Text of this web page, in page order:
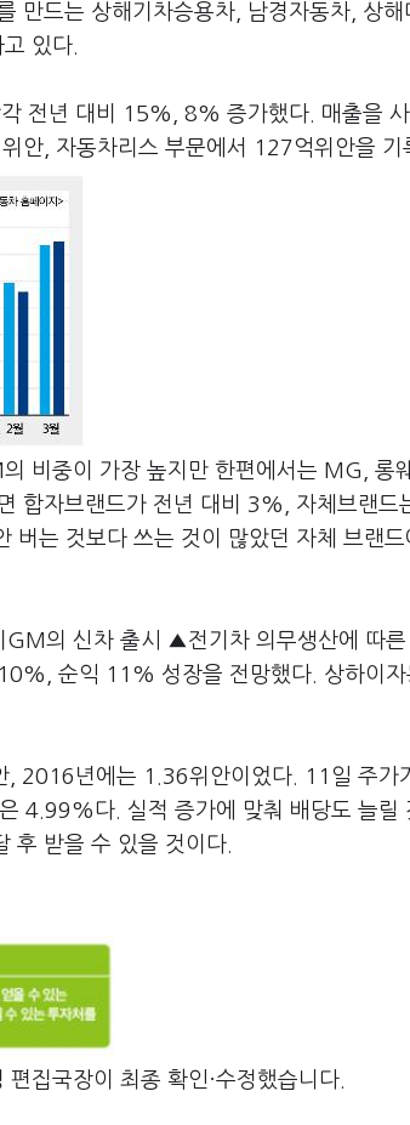
만드는 상해기차승용차, 남경자동차, 상해
있다.
전년 대비 15%, 8% 증가했다. 매출을
안, 자동차리스 부문에서 127억위안을 기
비중이 가장 높지만 한편에서는 MG, 롱
합자브랜드가 전년 대비 3%, 자체브랜드
는 것보다 쓰는 것이 많았던 자체 브랜드
의 신차 출시 ▲전기차 의무생산에 따른
순익 11% 성장을 전망했다. 상하이자
2016년에는 1.36위안이었다. 11일 주가
4.99%다. 실적 증가에 맞춰 배당도 늘릴
후 받을 수 있을 것이다.
집국장이 최종 확인·수정했습니다.